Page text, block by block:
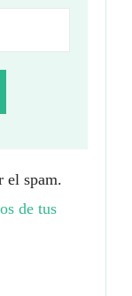
el spam.
de tus